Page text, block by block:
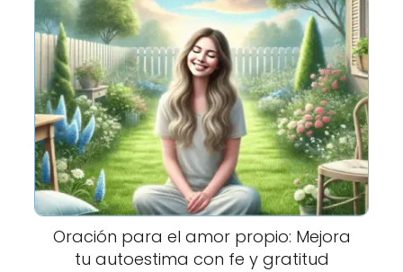
Oración para el amor propio: Mejora
tu autoestima con fe y gratitud